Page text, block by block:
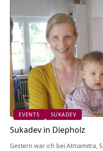
EVENTS SUKADEV
Sukadev in Diepholz
Gestern war ich bei Atmamitra,